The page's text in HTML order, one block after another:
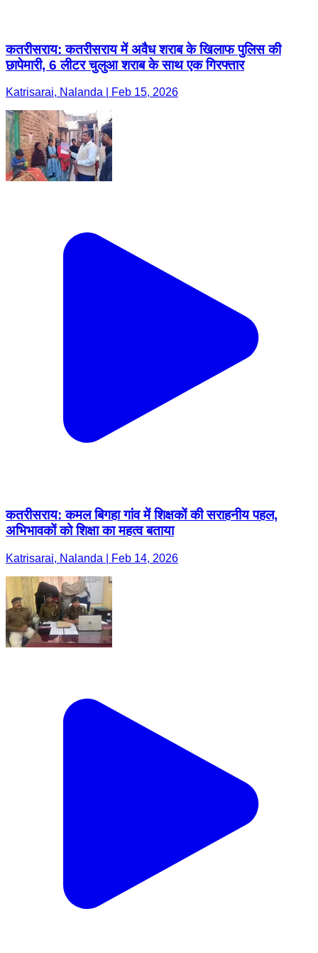
कतरीसराय: कतरीसराय में अवैध शराब के खिलाफ पुलिस की
छापेमारी, 6 लीटर चुलुआ शराब के साथ एक गिरफ्तार
Katrisarai, Nalanda | Feb 15, 2026
कतरीसराय: कमल बिगहा गांव में शिक्षकों की सराहनीय पहल,
अभिभावकों को शिक्षा का महत्व बताया
Katrisarai, Nalanda | Feb 14, 2026